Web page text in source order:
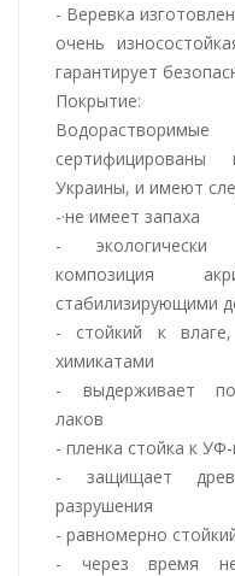
- Веревка
очень
гарантирует
Покрытие:
Украины, и имеют
-·не имеет запаха
- экологически
композиция
стабилизирующими
- стойкий к
химикатами
- выдерживает
лаков
- пленка стойка к
- защищает
разрушения
- равномерно
- через время